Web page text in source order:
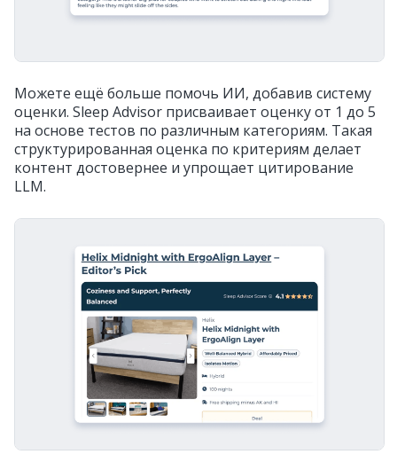
Можете ещё больше помочь ИИ, добавив систему
оценки. Sleep Advisor присваивает оценку от 1 до 5
на основе тестов по различным категориям. Такая
структурированная оценка по критериям делает
контент достовернее и упрощает цитирование
LLM.